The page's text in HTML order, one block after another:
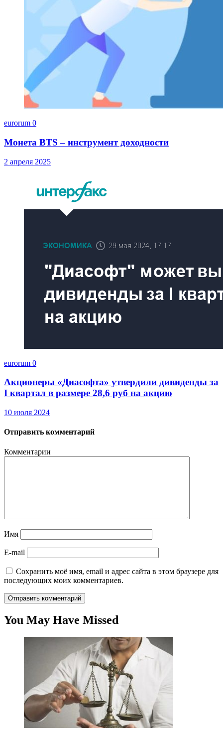
eurorum 0
Монета BTS – инструмент доходности
2 апреля 2025
eurorum 0
Акционеры «Диасофта» утвердили дивиденды за
I квартал в размере 28,6 руб на акцию
10 июля 2024
Отправить комментарий
Комментарии
Имя
E-mail
Сохранить моё имя, email и адрес сайта в этом браузере для
последующих моих комментариев.
You May Have Missed